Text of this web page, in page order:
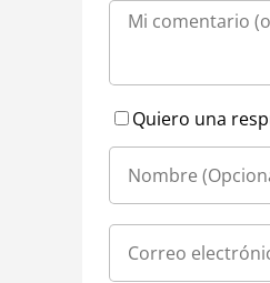
Quiero una